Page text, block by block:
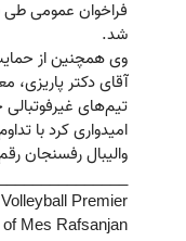
شد.
وی همچنین از
آقای دکتر پاریزی،
تیم‌های غیرفوتبالی
امیدواری کرد با
والیبال رفسنجان
Premier
Mes Rafsanjan